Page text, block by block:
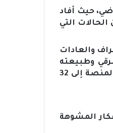
حيث أفاد
التي
والعادات
وطبيعته
الخاصة”، مشيرًا إلى أنه وحسب آخر الإحصائيات الرسمية، وصل عدد مستخدمي المنصة إلى 32
المشوهة